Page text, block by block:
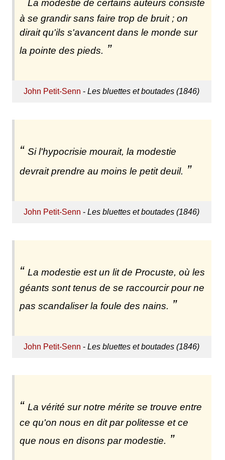
La modestie de certains auteurs consiste
à se grandir sans faire trop de bruit ; on
dirait qu'ils s'avancent dans le monde sur
la pointe des pieds.
John Petit-Senn -Les bluettes et boutades (1846)
Si l'hypocrisie mourait, la modestie
devrait prendre au moins le petit deuil.
John Petit-Senn -Les bluettes et boutades (1846)
La modestie est un lit de Procuste, où les
géants sont tenus de se raccourcir pour ne
pas scandaliser la foule des nains.
John Petit-Senn -Les bluettes et boutades (1846)
La vérité sur notre mérite se trouve entre
ce qu'on nous en dit par politesse et ce
que nous en disons par modestie.